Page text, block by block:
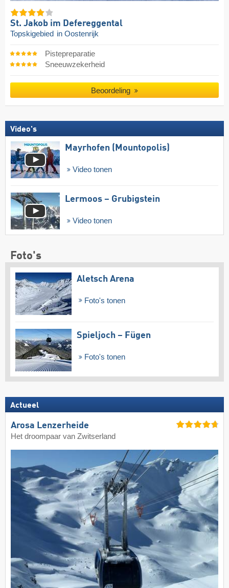
St. Jakob im Defereggental
Topskigebied in Oostenrijk
Pistepreparatie
Sneeuwzekerheid
Beoordeling
Video's
Mayrhofen (Mountopolis)
Video tonen
Lermoos – Grubigstein
Video tonen
Foto's
Aletsch Arena
Foto's tonen
Spieljoch – Fügen
Foto's tonen
Actueel
Arosa Lenzerheide
Het droompaar van Zwitserland